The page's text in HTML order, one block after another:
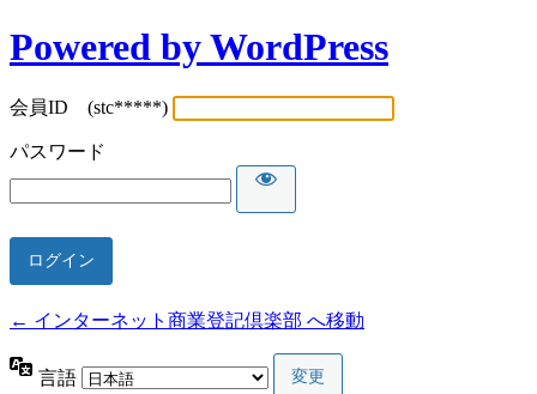
Powered by WordPress
会員ID (stc*****)
パスワード
← インターネット商業登記倶楽部 へ移動
言語